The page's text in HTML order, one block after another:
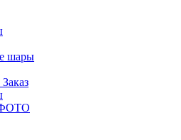
шары
ФОТО